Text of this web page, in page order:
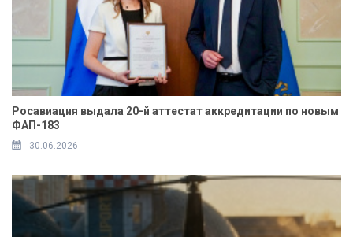
Росавиация выдала 20-й аттестат аккредитации по новым
ФАП-183
30.06.2026